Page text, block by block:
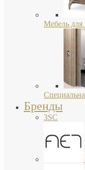
Мебель для
Бренды
3SC